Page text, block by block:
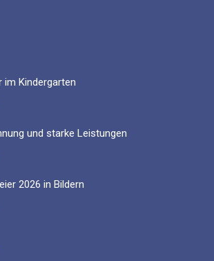
Kindergarten
und starke Leistungen
2026 in Bildern